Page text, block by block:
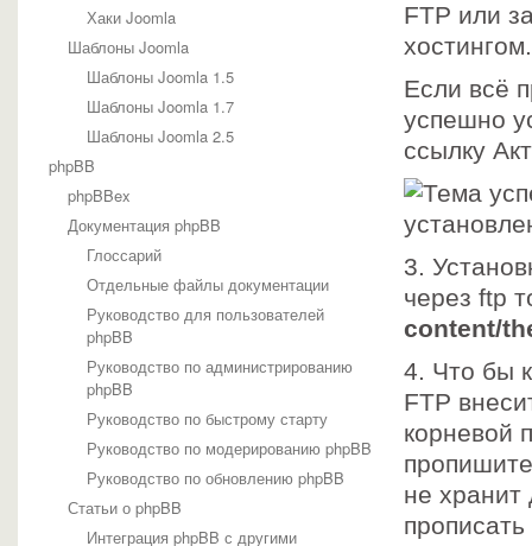
Хаки Joomla
Шаблоны Joomla
Шаблоны Joomla 1.5
Шаблоны Joomla 1.7
Шаблоны Joomla 2.5
phpBB
phpBBex
Документация phpBB
Глоссарий
Отдельные файлы документации
Руководство для пользователей
phpBB
Руководство по администрированию
phpBB
Руководство по быстрому старту
Руководство по модерированию phpBB
Руководство по обновлению phpBB
Статьи о phpBB
Интеграция phpBB с другими
FTP или
хостингом.
Если всё
успешно
ссылку
3.
через ftp
content/
4. Что бы
FTP
корневой
не хранит